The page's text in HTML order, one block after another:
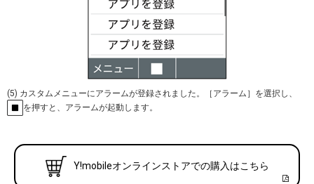
(5) カスタムメニューにアラームが登録されました。［アラーム］を選択し、
を押すと、アラームが起動します。
Y!mobileオンラインストアでの購入はこちら